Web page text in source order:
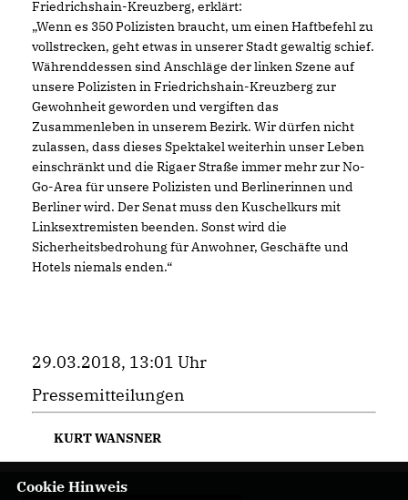
Friedrichshain-Kreuzberg, erklärt:
Wenn es 350 Polizisten braucht, um einen Haftbefehl zu
vollstrecken, geht etwas in unserer Stadt gewaltig schief.
Währenddessen sind Anschläge der linken Szene auf
unsere Polizisten in Friedrichshain-Kreuzberg zur
Gewohnheit geworden und vergiften das
Zusammenleben in unserem Bezirk. Wir dürfen nicht
zulassen, dass dieses Spektakel weiterhin unser Leben
einschränkt und die Rigaer Straße immer mehr zur No-
Go-Area für unsere Polizisten und Berlinerinnen und
Berliner wird. Der Senat muss den Kuschelkurs mit
Linksextremisten beenden. Sonst wird die
Sicherheitsbedrohung für Anwohner, Geschäfte und
Hotels niemals enden.“
29.03.2018, 13:01 Uhr
Pressemitteilungen
KURT WANSNER
Cookie Hinweis